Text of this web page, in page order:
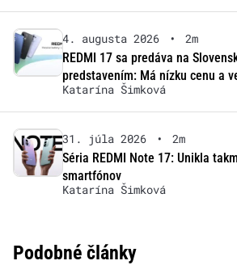
4. augusta 2026 •
2m
REDMI 17 sa predáva na
predstavením: Má nízku cenu a
Katarína Šimková
31. júla 2026 •
2m
Séria REDMI Note 17: Unikla
smartfónov
Katarína Šimková
Podobné články